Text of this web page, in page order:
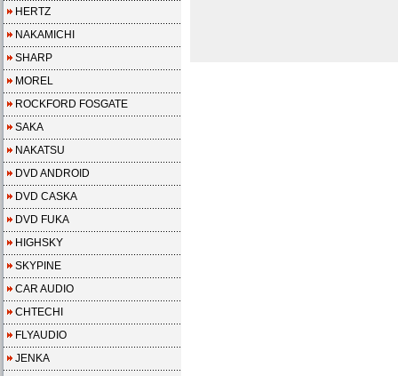
HERTZ
NAKAMICHI
SHARP
MOREL
ROCKFORD FOSGATE
SAKA
NAKATSU
DVD ANDROID
DVD CASKA
DVD FUKA
HIGHSKY
SKYPINE
CAR AUDIO
CHTECHI
FLYAUDIO
JENKA